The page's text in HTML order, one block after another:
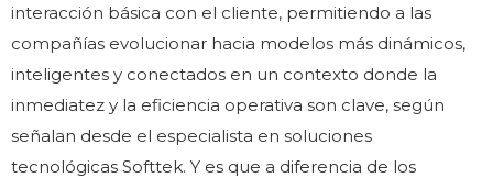
interacción básica con el cliente, permitiendo a las
compañías evolucionar hacia modelos más dinámicos,
inteligentes y conectados en un contexto donde la
inmediatez y la eficiencia operativa son clave, según
señalan desde el especialista en soluciones
tecnológicas Softtek. Y es que a diferencia de los